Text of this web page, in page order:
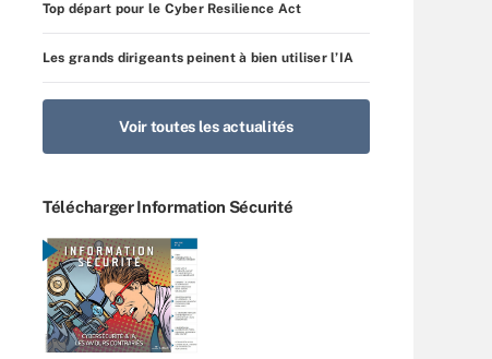
Top départ pour le Cyber Resilience Act
Les grands dirigeants peinent à bien utiliser l’IA
Voir toutes les actualités
Télécharger Information Sécurité